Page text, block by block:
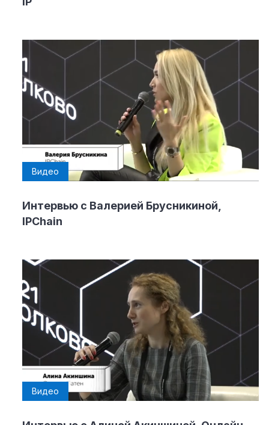
Видео
Интервью с Валерией Брусникиной,
IPChain
Видео